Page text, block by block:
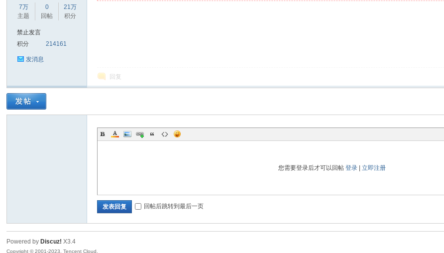
Bo
7万
主题
0
回帖
21万
积分
禁止发言
积分
214161
发消息
回复
您需要登录后才可以回帖登录 |立即注册
发表回复 回帖后跳转到最后一页
Powered by Discuz! X3.4
Copyright © 2001-2023, Tencent Cloud.